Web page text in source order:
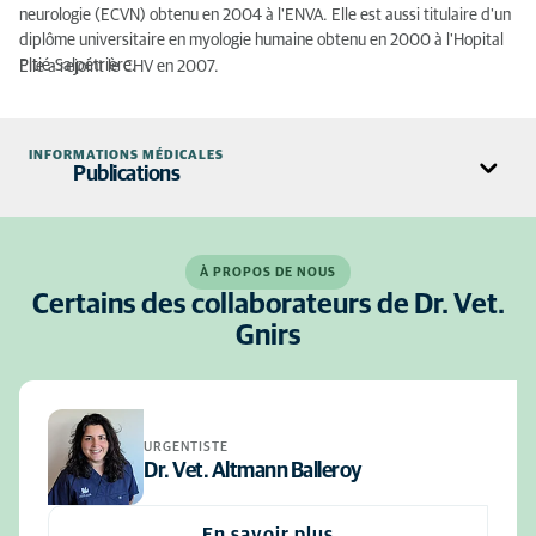
neurologie (ECVN) obtenu en 2004 à l'ENVA. Elle est aussi titulaire d'un
diplôme universitaire en myologie humaine obtenu en 2000 à l'Hopital
Pitié-Salpétrière.
Elle a rejoint le CHV en 2007.
Publications
INFORMATIONS MÉDICALES
electrodiagnostic assessment, and treatment
Van Caenegem, N. Arti, L. Troupel, T.; Jeandel, A.;
Vandenberghe, H. Mayousse, V.Papageorgiou, S.Gnirs, K. Blot,
S. Journal of Veterinary Internal Medicine. 2023 37(3): 1088-
intervertebral disc disease
Arti L, Papageorgiou S,
31;261(2):197-200
Biopsy Characteristics, Subtypes, and Prognostic Features in 107
À PROPOS DE NOUS
Certains des collaborateurs de Dr. Vet.
Gnirs
URGENTISTE
Dr. Vet. Altmann Balleroy